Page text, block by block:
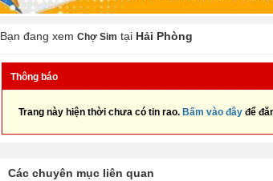
Bạn đang xem Chợ Sim tại Hải Phòng
Thông báo
Trang này hiện thời chưa có tin rao. Bấm vào đây để
Các chuyên mục liên quan